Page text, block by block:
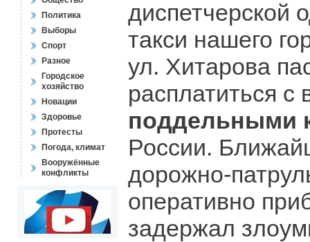
Политика
Выборы
Спорт
Разное
Городское
хозяйство
Новации
Здоровье
Протесты
Погода, климат
Вооружённые
конфликты
диспетчерской
такси нашего
ул. Хитарова
расплатиться
поддельными
России.
дорожно-
оперативно
задержал